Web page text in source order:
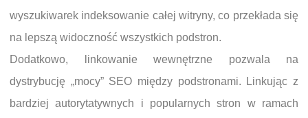
wyszukiwarek indeksowanie całej witryny, co przekłada się
na lepszą widoczność wszystkich podstron.
Dodatkowo, linkowanie wewnętrzne pozwala na
dystrybucję „mocy” SEO między podstronami. Linkując z
bardziej autorytatywnych i popularnych stron w ramach